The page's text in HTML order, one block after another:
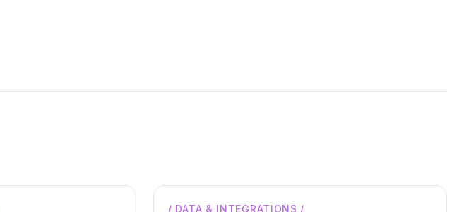
/ DATA & INTEGRATIONS /